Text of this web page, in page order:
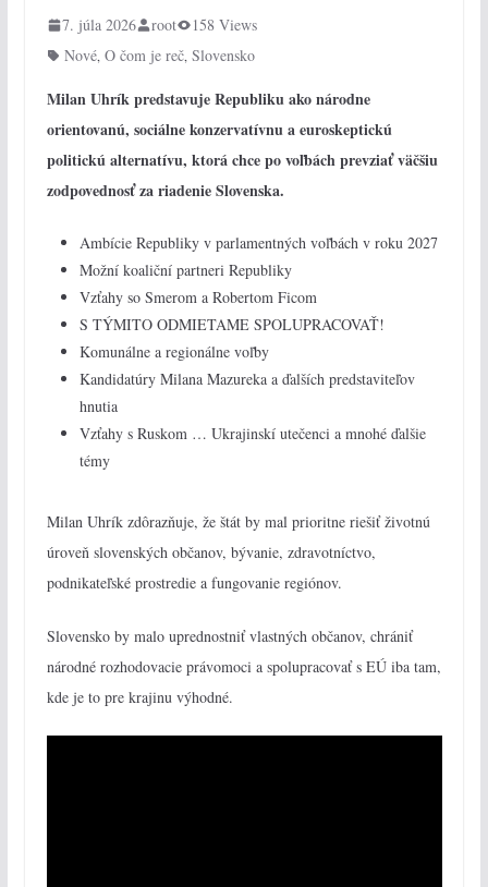
7. júla 2026 root
158 Views
Nové, O čom je reč, Slovensko
Milan Uhrík predstavuje Republiku ako národne
orientovanú, sociálne konzervatívnu a euroskeptickú
politickú alternatívu, ktorá chce po voľbách prevziať väčšiu
zodpovednosť za riadenie Slovenska.
Ambície Republiky v parlamentných voľbách v roku 2027
Možní koaliční partneri Republiky
Vzťahy so Smerom a Robertom Ficom
S TÝMITO ODMIETAME SPOLUPRACOVAŤ!
Komunálne a regionálne voľby
Kandidatúry Milana Mazureka a ďalších predstaviteľov
hnutia
Vzťahy s Ruskom … Ukrajinskí utečenci a mnohé ďalšie
témy
Milan Uhrík zdôrazňuje, že štát by mal prioritne riešiť životnú
úroveň slovenských občanov, bývanie, zdravotníctvo,
podnikateľské prostredie a fungovanie regiónov.
Slovensko by malo uprednostniť vlastných občanov, chrániť
národné rozhodovacie právomoci a spolupracovať s EÚ iba tam,
kde je to pre krajinu výhodné.